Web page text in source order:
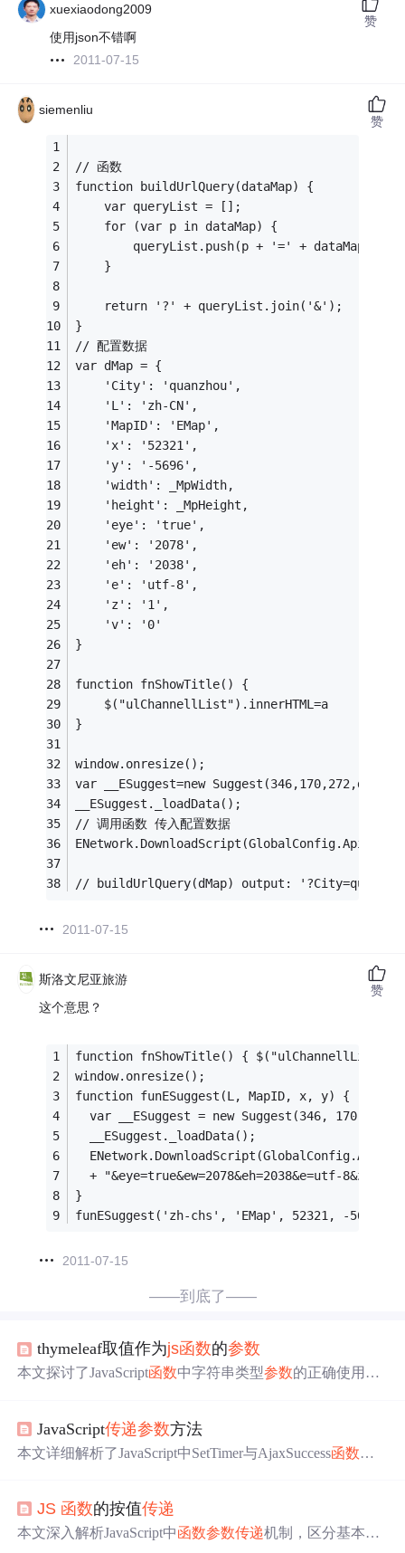
xuexiaodong2009
使用json不错啊
2011-07-15
赞
siemenliu
// 函数
function buildUrlQuery(dataMap) {
	var queryList = [];
	for (var p in dataMap) {
		queryList.push(p + '=' + dataMap[p]);
	}
	return '?' + queryList.join('&');
}
// 配置数据
var dMap = {
	'City': 'quanzhou',
	'L': 'zh-CN',
	'MapID': 'EMap',
	'x': '52321',
	'y': '-5696',
	'width': _MpWidth,
	'height': _MpHeight,
	'eye': 'true',
	'ew': '2078',
	'eh': '2038',
	'e': 'utf-8',
	'z': '1',
	'v': '0'
}
function fnShowTitle() {
	$("ulChannellList").innerHTML=a
}
window.onresize();
var __ESuggest=new
__ESuggest._loadData();
// 调用函数 传入配置数据
// buildUrlQuery(dMap) output:
2011-07-15
赞
斯洛文尼亚旅游
这个意思？
function fnShowTitle() {
window.onresize();
function funESuggest(L, MapID, x, y) {
var __ESuggest = new Suggest(346, 170,
  __ESuggest._loadData();
+ "&eye=true&ew=2078&eh=2038&e=utf-
}
funESuggest('zh-chs', 'EMap', 52321, -5696);
2011-07-15
赞
——到底了——
thymeleaf取值作为js函数的参数
本文探讨了JavaScript函数中字符串类型参数的正确使用方
JavaScript传递参数方法
本文详细解析了JavaScript中SetTimer与AjaxSuccess函数如
JS 函数的按值传递
本文深入解析JavaScript中函数参数传递机制，区分基本数